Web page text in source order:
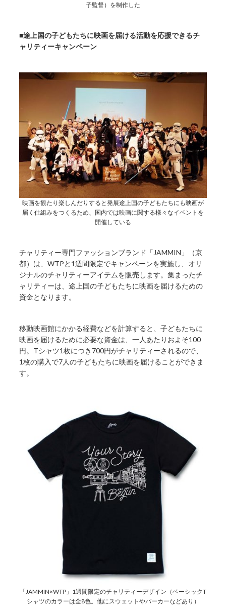
子監督）を制作した
■途上国の子どもたちに映画を届ける活動を応援できるチ
ャリティーキャンペーン
映画を観たり楽しんだりすると発展途上国の子どもたちにも映画が
届く仕組みをつくるため、国内では映画に関する様々なイベントを
開催している
チャリティー専門ファッションブランド「JAMMIN」（京
都）は、WTPと1週間限定でキャンペーンを実施し、オリ
ジナルのチャリティーアイテムを販売します。集まったチ
ャリティーは、途上国の子どもたちに映画を届けるための
資金となります。
移動映画館にかかる経費などを計算すると、子どもたちに
映画を届けるために必要な資金は、一人あたりおよそ100
円。Tシャツ1枚につき700円がチャリティーされるので、
1枚の購入で7人の子どもたちに映画を届けることができま
す。
「JAMMIN×WTP」1週間限定のチャリティーデザイン（ベーシックT
シャツのカラーは全8色。他にスウェットやパーカーなどあり）